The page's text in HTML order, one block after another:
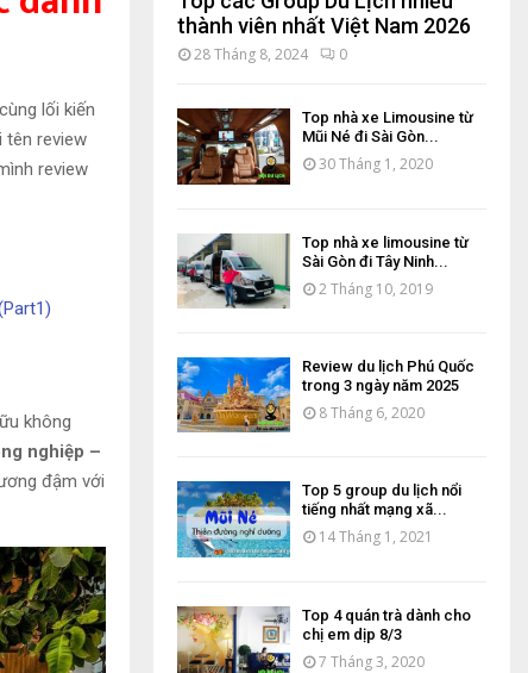
lối kiến
tên review
review
không
nghiệp –
đậm với
thành viên nhất Việt Nam 2026
28 Tháng 8, 2024 0
Top nhà xe Limousine từ
Mũi Né đi Sài Gòn...
30 Tháng 1, 2020
Top nhà xe limousine từ
Sài Gòn đi Tây Ninh...
2 Tháng 10, 2019
Review du lịch Phú Quốc
trong 3 ngày năm 2025
8 Tháng 6, 2020
Top 5 group du lịch nổi
tiếng nhất mạng xã...
14 Tháng 1, 2021
Top 4 quán trà dành cho
chị em dịp 8/3
7 Tháng 3, 2020